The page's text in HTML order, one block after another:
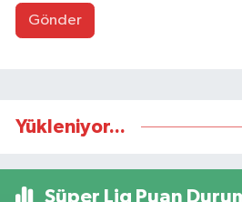
Gönder
Yükleniyor...
Süper Lig Puan